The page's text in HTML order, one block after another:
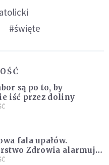
#święte
są po to, by
iść przez doliny
fala upałów.
Zdrowia alarmuje
z czerwca